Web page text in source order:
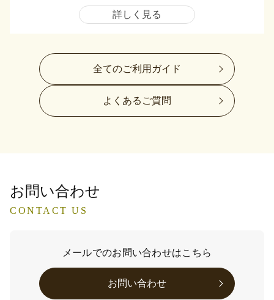
詳しく見る
全てのご利用ガイド
よくあるご質問
お問い合わせ
CONTACT US
メールでのお問い合わせはこちら
お問い合わせ